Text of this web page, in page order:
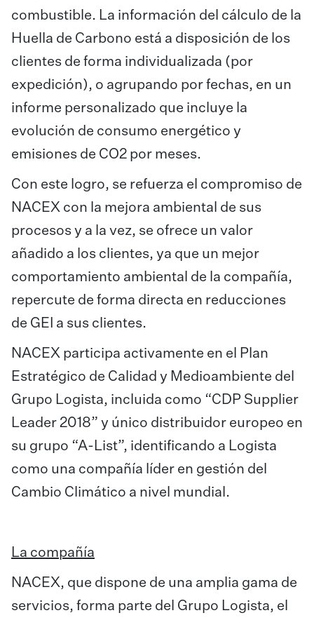
combustible. La información del cálculo de la
Huella de Carbono está a disposición de los
clientes de forma individualizada (por
expedición), o agrupando por fechas, en un
informe personalizado que incluye la
evolución de consumo energético y
emisiones de CO2 por meses.
Con este logro, se refuerza el compromiso de
NACEX con la mejora ambiental de sus
procesos y a la vez, se ofrece un valor
añadido a los clientes, ya que un mejor
comportamiento ambiental de la compañía,
repercute de forma directa en reducciones
de GEI a sus clientes.
​NACEX participa activamente en el Plan
Estratégico de Calidad y Medioambiente del
Grupo Logista, incluida como “CDP Supplier
Leader 2018” y único distribuidor europeo en
su grupo “A-List”, identificando a Logista
como una compañía líder en gestión del
Cambio Climático a nivel mundial.
La compañía
NACEX, que dispone de una amplia gama de
servicios, forma parte del Grupo Logista, el